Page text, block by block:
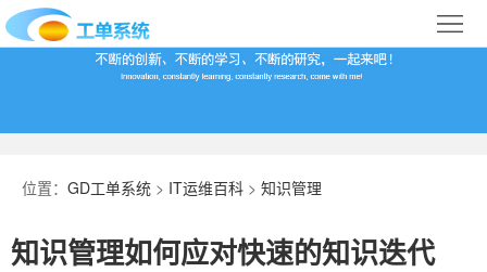
首
位置： GD工单系统 > IT运维百科 > 知识管理
知识管理如何应对快速的知识迭代